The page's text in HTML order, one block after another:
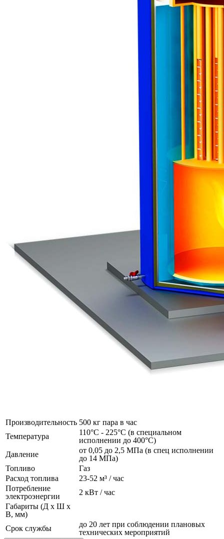
Производительность 500 кг пара в час
Температура
110°C - 225°C (в специальном
исполнении до 400°C)
Давление
от 0,05 до 2,5 МПа (в спец исполнении
до 14 МПа)
Топливо
Газ
Расход топлива
23-52 м³ / час
Потребление
электроэнергии
2 кВт / час
Габариты (Д x Ш x
В, мм)
Срок службы
до 20 лет при соблюдении плановых
технических мероприятий